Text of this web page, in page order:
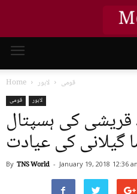
Home قومی لاہور
قومی لاہور
کی ہسپتال
کی عیادت
By TNS World - January 19, 2018 12:36